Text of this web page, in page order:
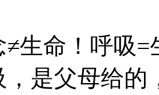
命！呼吸=
，是父母给的